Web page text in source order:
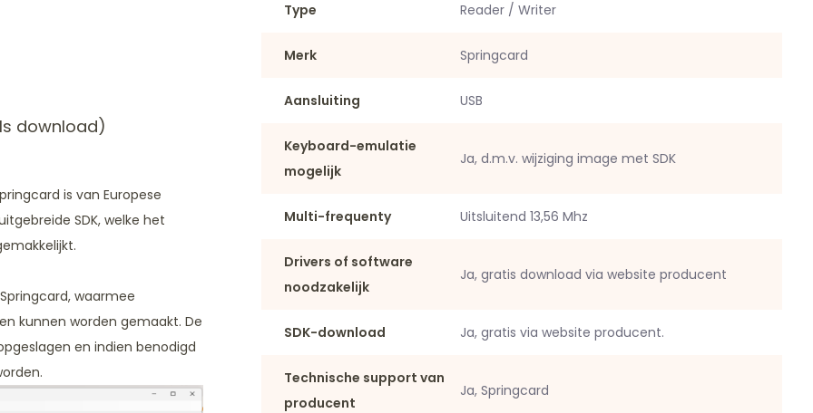
download)
is van Europese
SDK, welke het
waarmee
kunnen worden gemaakt. De
en indien benodigd
Type Reader / Writer
Merk Springcard
Aansluiting USB
Keyboard-emulatie
mogelijk
Ja, d.m.v. wijziging image met SDK
Multi-frequenty Uitsluitend 13,56 Mhz
Drivers of software
noodzakelijk
Ja, gratis download via website producent
SDK-download Ja, gratis via website producent.
Technische support van
producent
Ja, Springcard